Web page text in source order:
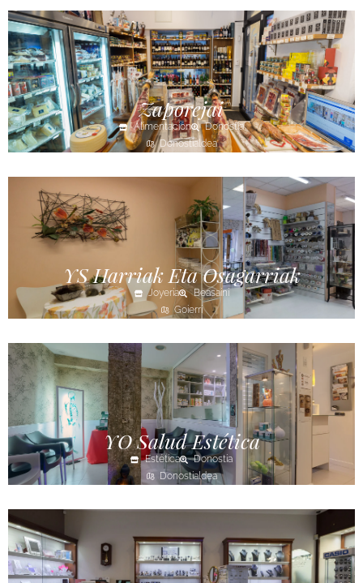
Zaporejai
Alimentación
Donostia
Donostialdea
YS Harriak Eta Osagarriak
Joyería
Beasaini
Goierri
YO Salud Estética
Estética
Donostia
Donostialdea